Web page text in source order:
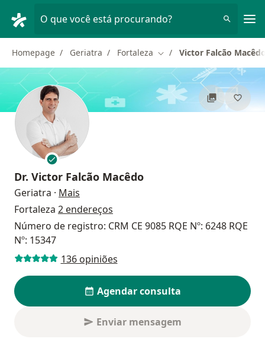
O que você está procurando?
Homepage Geriatra Fortaleza Mudar de cidade
Victor Falcão
Dr. Victor Falcão Macêdo
Geriatra · Mais
Fortaleza 2 endereços
Número de registro: CRM CE 9085 RQE Nº: 6248 RQE
Nº: 15347
136 opiniões
Agendar consulta
Enviar mensagem